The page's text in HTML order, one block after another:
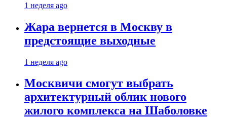
1 неделя ago
Жара вернется в Москву в
предстоящие выходные
1 неделя ago
Москвичи смогут выбрать
архитектурный облик нового
жилого комплекса на Шаболовке